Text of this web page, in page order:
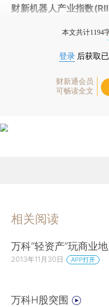
财新机器人产业指数
本文共计1194
登录 后获取
财新通会员
可畅读全文
相关阅读
万科“轻资产”玩商业
2013年11月30日 APP打开
万科H股突围